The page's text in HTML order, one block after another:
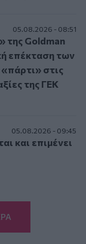
05.08.2026 - 08:51
της Goldman
επέκταση των
στις
της ΓΕΚ
05.08.2026 - 09:45
και επιμένει